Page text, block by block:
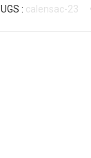
UGS : calensac-23